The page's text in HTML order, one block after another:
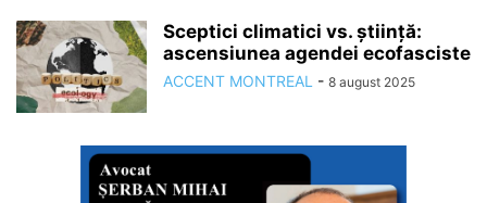
Sceptici climatici vs. ştiință:
ascensiunea agendei ecofasciste
ACCENT MONTREAL - 8 august 2025